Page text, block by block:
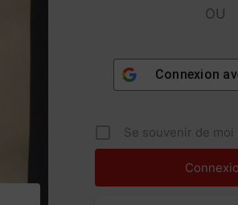
OU
Connexion
Se souvenir de moi